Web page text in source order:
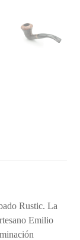
Rustic. La
Emilio